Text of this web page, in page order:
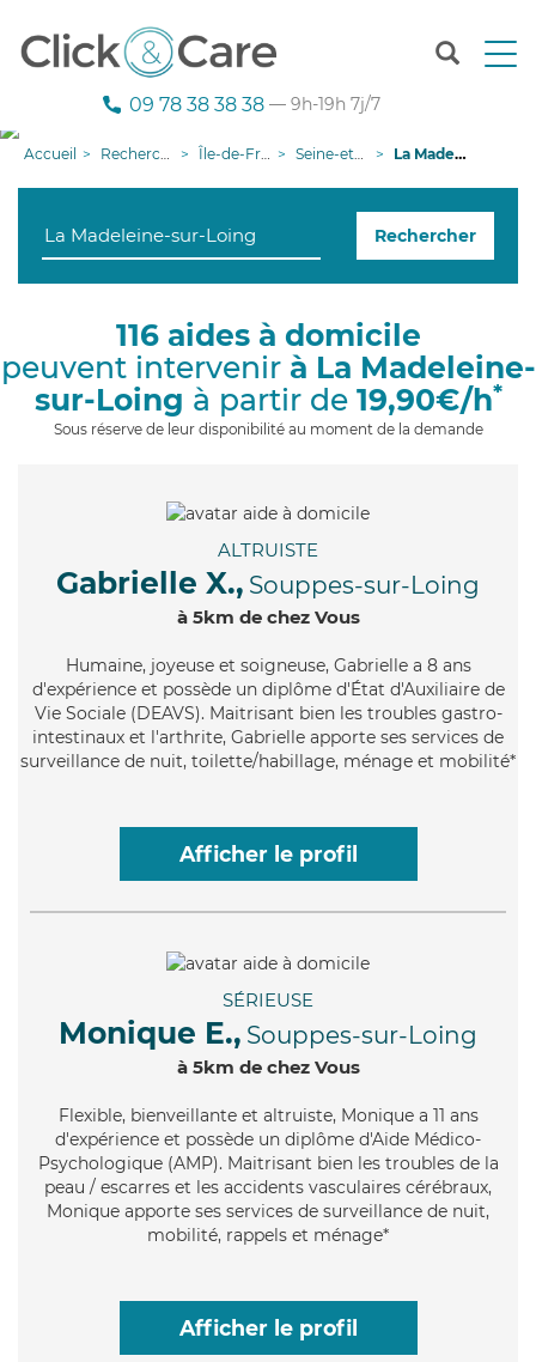
T
n
g
i
o
09 78 38 38 38 — 9h-19h 7j/7
Accueil Recherche aide à domicile Île-de-France Seine-et-Marne La Madeleine-sur-Loing
Rechercher
116 aides à domicile
peuvent intervenir à La Madeleine-
sur-Loing à partir de 19,90€/h*
Sous réserve de leur disponibilité au moment de la demande
ALTRUISTE
Gabrielle X., Souppes-sur-Loing
à 5km de chez Vous
Humaine, joyeuse et soigneuse, Gabrielle a 8 ans
d'expérience et possède un diplôme d'État d'Auxiliaire de
Vie Sociale (DEAVS). Maitrisant bien les troubles gastro-
intestinaux et l'arthrite, Gabrielle apporte ses services de
surveillance de nuit, toilette/habillage, ménage et mobilité*
Afficher le profil
SÉRIEUSE
Monique E., Souppes-sur-Loing
à 5km de chez Vous
Flexible, bienveillante et altruiste, Monique a 11 ans
d'expérience et possède un diplôme d'Aide Médico-
Psychologique (AMP). Maitrisant bien les troubles de la
peau / escarres et les accidents vasculaires cérébraux,
Monique apporte ses services de surveillance de nuit,
mobilité, rappels et ménage*
Afficher le profil